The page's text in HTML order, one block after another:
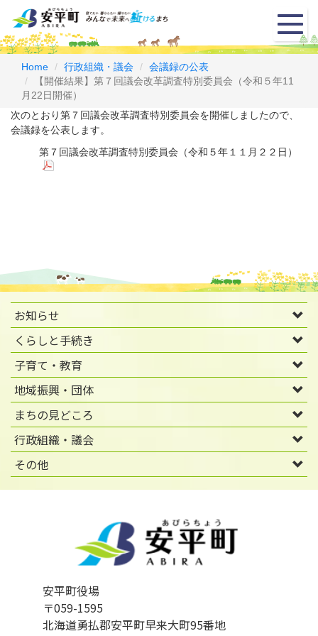
メ
ニ
ュ
Home 行政組織・議会
会議録の公表
【開催結果】第７回議会改革調査特別委員会（令和５年11
月22日開催）
次のとおり第７回議会改革調査特別委員会を開催しましたので、
会議録を公表します。
第７回議会改革調査特別委員会（令和５年１１月２２日）
お知らせ
くらしと手続き
子育て・教育
地域振興・団体
まちの見どころ
行政組織・議会
その他
安平町役場
〒059-1595
北海道勇払郡安平町早来大町95番地